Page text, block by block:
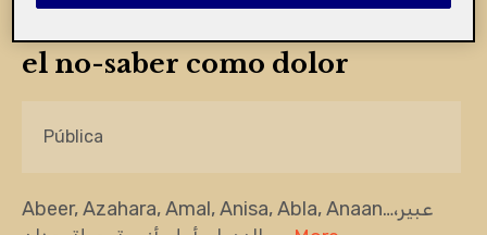
Mutilación Genital Femenina:
el no-saber como dolor
Pública
Abeer, Azahara, Amal, Anisa, Abla, Anaan…عبير،